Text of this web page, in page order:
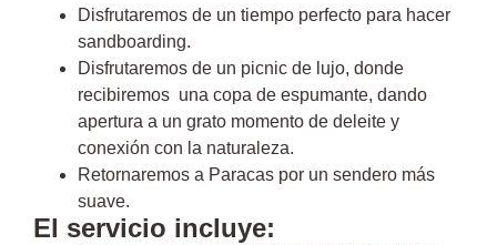
Disfrutaremos de un tiempo perfecto para hacer
sandboarding.
Disfrutaremos de un picnic de lujo, donde
recibiremos una copa de espumante, dando
apertura a un grato momento de deleite y
conexión con la naturaleza.
Retornaremos a Paracas por un sendero más
suave.
El servicio incluye: